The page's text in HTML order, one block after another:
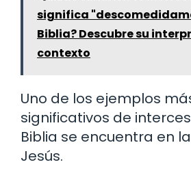
significa
Biblia? Descubre su
contexto
Uno de los ejemplos
significativos de
Biblia se encuentra en
Jesús.